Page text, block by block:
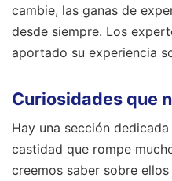
cambie, las ganas de
desde siempre. Los
aportado su experiencia
Curiosidades que
Hay una sección
castidad que rompe
creemos saber sobre